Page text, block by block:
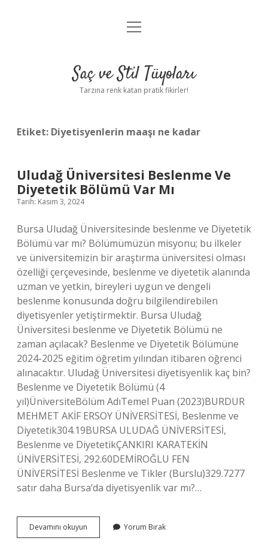
Anasayfa
Yasal Uyarı
menüyü
Saç ve Stil Tüyoları
Tarzına renk katan pratik fikirler!
Etiket: Diyetisyenlerin maaşı ne kadar
Uludağ Üniversitesi Beslenme Ve
Diyetetik Bölümü Var Mı
Tarih: Kasım 3, 2024
Bursa Uludağ Üniversitesinde beslenme ve Diyetetik
Bölümü var mı? Bölümümüzün misyonu; bu ilkeler
ve üniversitemizin bir araştırma üniversitesi olması
özelliği çerçevesinde, beslenme ve diyetetik alanında
uzman ve yetkin, bireyleri uygun ve dengeli
beslenme konusunda doğru bilgilendirebilen
diyetisyenler yetiştirmektir. Bursa Uludağ
Üniversitesi beslenme ve Diyetetik Bölümü ne
zaman açılacak? Beslenme ve Diyetetik Bölümüne
2024-2025 eğitim öğretim yılından itibaren öğrenci
alınacaktır. Uludağ Üniversitesi diyetisyenlik kaç bin?
Beslenme ve Diyetetik Bölümü (4
yıl)ÜniversiteBölüm AdıTemel Puan (2023)BURDUR
MEHMET AKİF ERSOY ÜNİVERSİTESİ, Beslenme ve
Diyetetik304.19BURSA ULUDAĞ ÜNİVERSİTESİ,
Beslenme ve DiyetetikÇANKIRI KARATEKİN
ÜNİVERSİTESİ, 292.60DEMİROĞLU FEN
ÜNİVERSİTESİ Beslenme ve Tikler (Burslu)329.7277
satır daha Bursa’da diyetisyenlik var mı?…
Devamını okuyun
Üniversitesi
Yorum Bırak